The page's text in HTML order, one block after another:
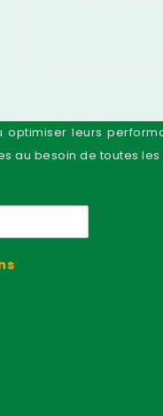
leurs
au besoin de toutes